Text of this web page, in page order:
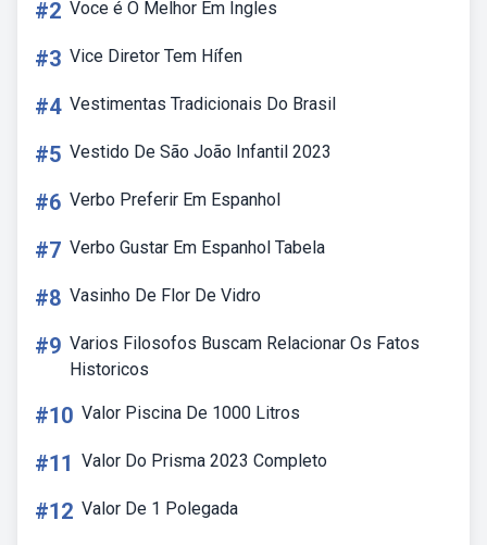
#2 Voce é O Melhor Em Ingles
#3 Vice Diretor Tem Hífen
#4 Vestimentas Tradicionais Do Brasil
#5 Vestido De São João Infantil 2023
#6 Verbo Preferir Em Espanhol
#7 Verbo Gustar Em Espanhol Tabela
#8 Vasinho De Flor De Vidro
#9 Varios Filosofos Buscam Relacionar Os Fatos
Historicos
#10 Valor Piscina De 1000 Litros
#11 Valor Do Prisma 2023 Completo
#12 Valor De 1 Polegada